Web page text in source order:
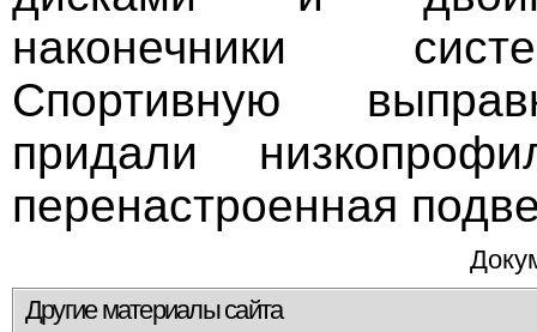
наконечники
Спортивную
придали
перенастроенная
Другие материалы сайта